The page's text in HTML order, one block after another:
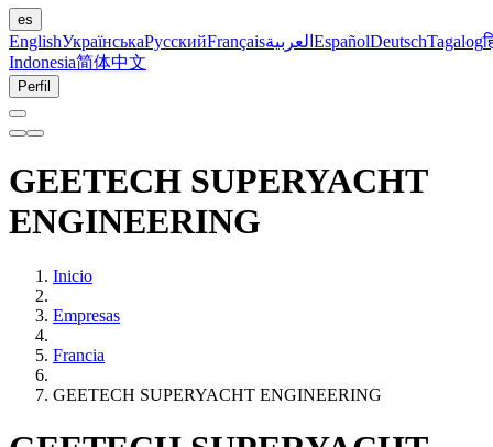
es
EnglishУкраїнськаРусскийFrançaisالعربية EspañolDeutschTagalog
Indonesia简体中文
Perfil
GEETECH SUPERYACHT
ENGINEERING
Inicio
Empresas
Francia
GEETECH SUPERYACHT ENGINEERING